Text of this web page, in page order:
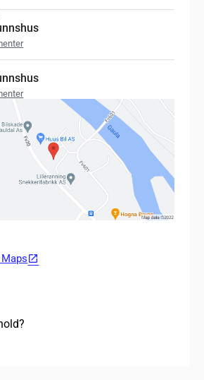
open_in_new